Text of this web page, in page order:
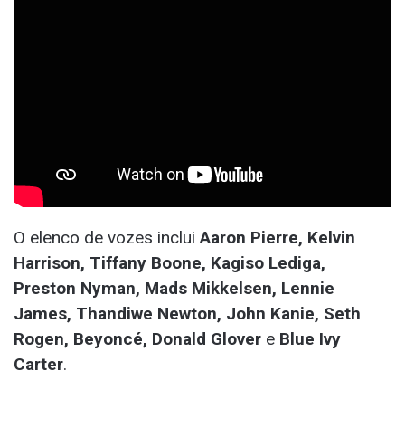
O elenco de vozes incluiAaron Pierre, Kelvin
Harrison, Tiffany Boone, Kagiso Lediga,
Preston Nyman, Mads Mikkelsen, Lennie
James, Thandiwe Newton, John Kanie, Seth
Rogen, Beyoncé, Donald Glover e Blue Ivy
Carter.